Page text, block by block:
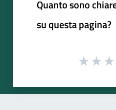
Quanto sono
su questa pagina?